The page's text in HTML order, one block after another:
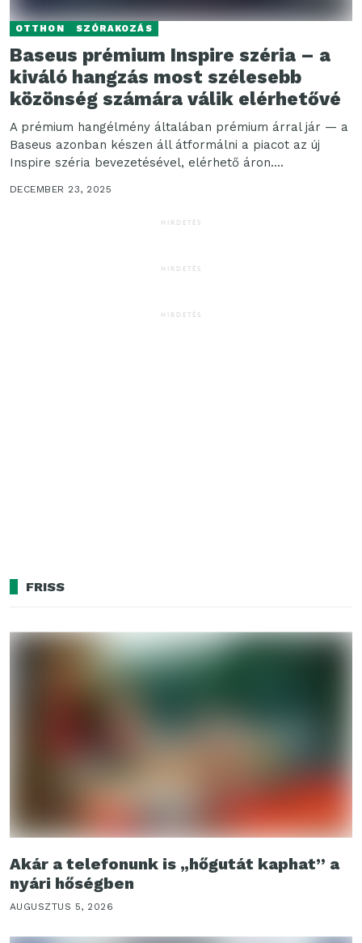
OTTHON SZÓRAKOZÁS
Baseus prémium Inspire széria – a
kiváló hangzás most szélesebb
közönség számára válik elérhetővé
A prémium hangélmény általában prémium árral jár — a
Baseus azonban készen áll átformálni a piacot az új
Inspire széria bevezetésével, elérhető áron....
DECEMBER 23, 2025
HIRDETÉS
HIRDETÉS
HIRDETÉS
FRISS
Akár a telefonunk is „hőgutát kaphat” a
nyári hőségben
AUGUSZTUS 5, 2026